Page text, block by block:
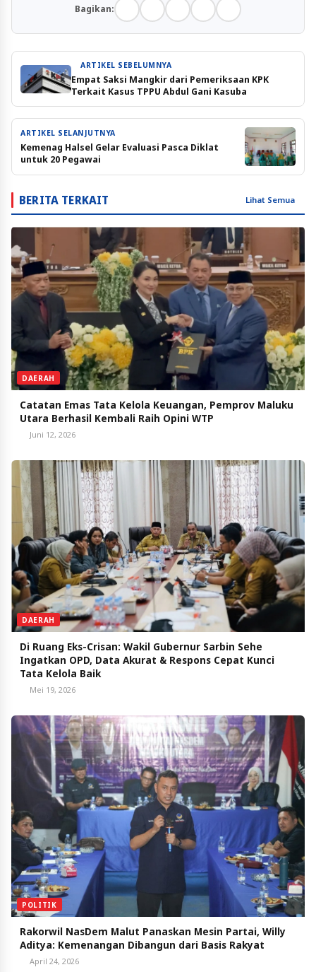
Bagikan:
ARTIKEL SEBELUMNYA
Empat Saksi Mangkir dari Pemeriksaan KPK
Terkait Kasus TPPU Abdul Gani Kasuba
ARTIKEL SELANJUTNYA
Kemenag Halsel Gelar Evaluasi Pasca Diklat
untuk 20 Pegawai
BERITA TERKAIT Lihat Semua
DAERAH
Catatan Emas Tata Kelola Keuangan, Pemprov Maluku
Juni 12, 2026
DAERAH
Di Ruang Eks-Crisan: Wakil Gubernur Sarbin Sehe
Ingatkan OPD, Data Akurat & Respons Cepat Kunci
Tata Kelola Baik
Mei 19, 2026
POLITIK
Rakorwil NasDem Malut Panaskan Mesin Partai, Willy
Aditya: Kemenangan Dibangun dari Basis Rakyat
April 24, 2026